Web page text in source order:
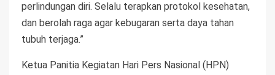
perlindungan diri. Selalu terapkan protokol kesehatan,
dan berolah raga agar kebugaran serta daya tahan
tubuh terjaga.”
Ketua Panitia Kegiatan Hari Pers Nasional (HPN)